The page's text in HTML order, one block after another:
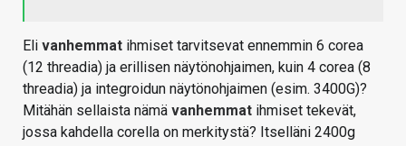
Eli vanhemmat ihmiset tarvitsevat ennemmin 6 corea
(12 threadia) ja erillisen näytönohjaimen, kuin 4 corea (8
threadia) ja integroidun näytönohjaimen (esim. 3400G)?
Mitähän sellaista nämä vanhemmat ihmiset tekevät,
jossa kahdella corella on merkitystä? Itselläni 2400g